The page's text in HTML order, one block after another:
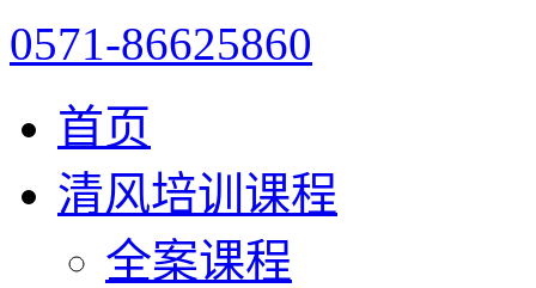
0571-86625860
首页
清风培训课程
全案课程